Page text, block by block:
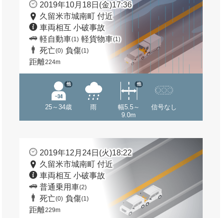
2019年10月18日(金)17:36
久留米市城南町 付近
車両相互 小破事故
軽自動車(1) 軽貨物車(1)
死亡(0) 負傷(1)
距離224m
25～34歳
他
雨
幅5.5～
9.0m
他
信号なし
2019年12月24日(火)18:22
久留米市城南町 付近
車両相互 小破事故
普通乗用車(2)
死亡(0) 負傷(1)
距離229m